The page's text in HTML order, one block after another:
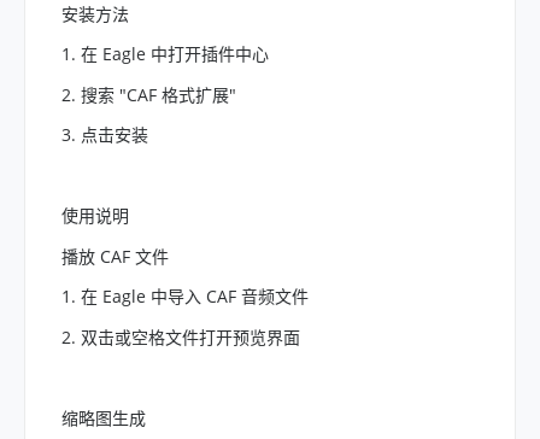
安装方法
1. 在 Eagle 中打开插件中心
2. 搜索 "CAF 格式扩展"
3. 点击安装
使用说明
播放 CAF 文件
1. 在 Eagle 中导入 CAF 音频文件
2. 双击或空格文件打开预览界面
缩略图生成